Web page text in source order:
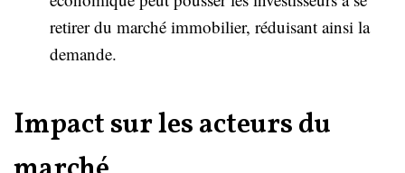
retirer du marché immobilier, réduisant ainsi la
demande.
Impact sur les acteurs du